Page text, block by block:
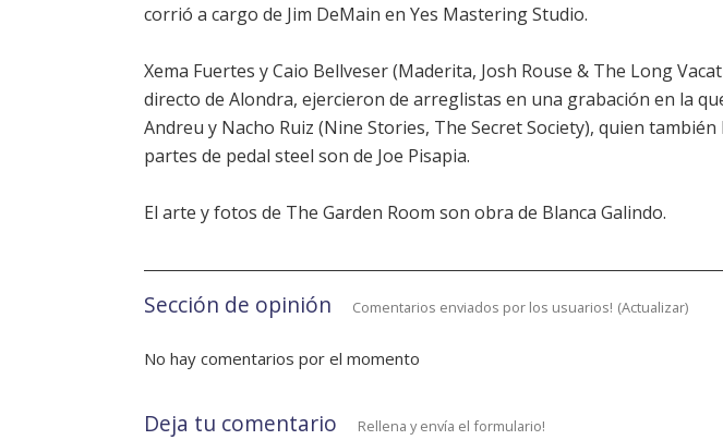
corrió a cargo de Jim DeMain en Yes Mastering Studio.
Xema Fuertes y Caio Bellveser (Maderita, Josh Rouse & The Long
directo de Alondra, ejercieron de arreglistas en una grabación en la
Andreu y Nacho Ruiz (Nine Stories, The Secret Society), quien
partes de pedal steel son de Joe Pisapia.
El arte y fotos de The Garden Room son obra de Blanca Galindo.
Sección de opinión Comentarios enviados por los usuarios! (Actualizar)
No hay comentarios por el momento
Deja tu comentario Rellena y envía el formulario!